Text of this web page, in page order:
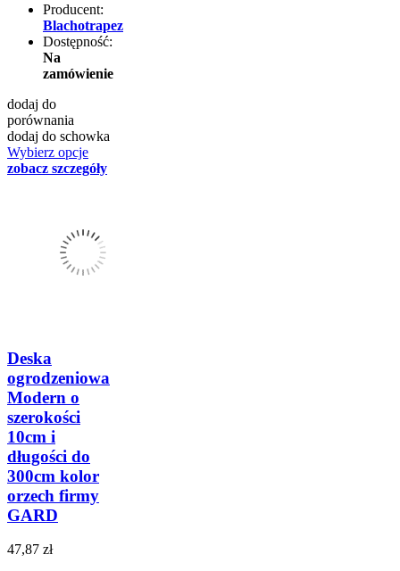
Producent:
Blachotrapez
Dostępność:
Na
zamówienie
dodaj do
porównania
dodaj do schowka
Wybierz opcje
zobacz szczegóły
Deska
ogrodzeniowa
Modern o
szerokości
10cm i
długości do
300cm kolor
orzech firmy
GARD
47,87 zł